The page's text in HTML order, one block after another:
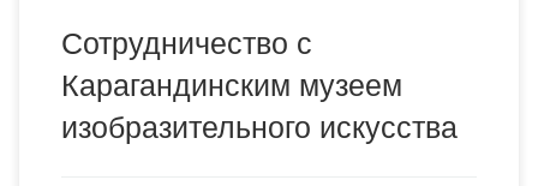
Сотрудничество с
Карагандинским музеем
изобразительного искусства